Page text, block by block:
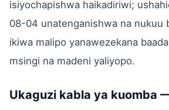
isiyochapishwa haikadiriwi;
08-04 unatenganishwa na nukuu
ikiwa malipo yanawezekana
msingi na madeni yaliyopo.
Ukaguzi kabla ya kuomba